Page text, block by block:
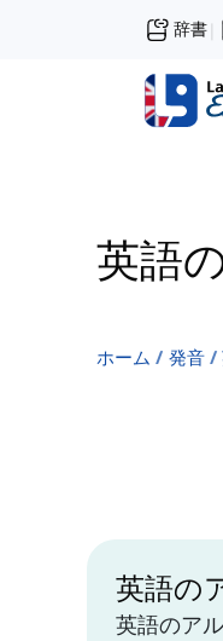
辞書|
英語
ホーム 発音
英語の
英語のア